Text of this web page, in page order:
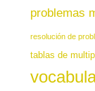
problemas
resolución de
tablas de